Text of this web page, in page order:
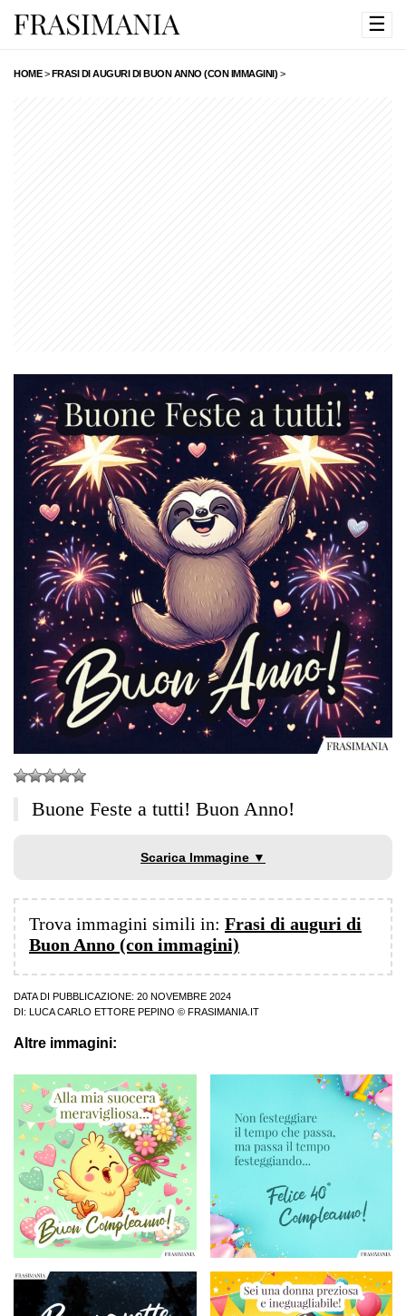
☰
HOME>FRASI DI AUGURI DI BUON ANNO (CON IMMAGINI) >
Buone Feste a tutti! Buon Anno!
Scarica Immagine ▼
Trova immagini simili in: Frasi di auguri di
Buon Anno (con immagini)
DATA DI PUBBLICAZIONE: 20 NOVEMBRE 2024
DI:
LUCA CARLO ETTORE PEPINO © FRASIMANIA.IT
Altre immagini: